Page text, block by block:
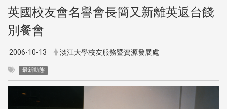
英國校友會名譽會長簡又新離英返台餞
別餐會
2006-10-13 淡江大學校友服務暨資源發展處
最新動態